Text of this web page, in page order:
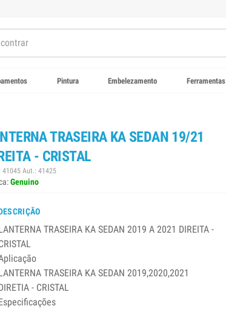
Pintura Embelezamento Ferramentas
TRASEIRA KA SEDAN 19/21
- CRISTAL
41045 Aut.: 41425
Genuino
TRASEIRA KA SEDAN 2019 A 2021 DIREITA -
TRASEIRA KA SEDAN 2019,2020,2021
- CRISTAL